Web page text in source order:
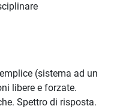
(sistema ad un
libere e forzate.
Spettro di risposta.